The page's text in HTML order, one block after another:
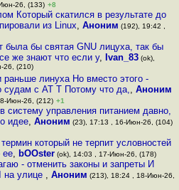
26, (133) +8
Который скатился в результате до
из Linux, Аноним (192), 19:42 ,
была бы святая GNU лицуха, так бы
же знают что если у, Ivan_83(ok),
26, (210)
линуха Но вместо этого -
судам с AT T Потому что да,,Аноним
Июн-26, (212) +1
систему управления питанием давно,
идее, Аноним (23), 17:13 , 16-Июн-26, (104)
который не терпит условностей
ее, bOOster(ok), 14:03 , 17-Июн-26, (178)
- отменить законы и запреты И
на улице , Аноним (213), 18:24 , 18-Июн-26,